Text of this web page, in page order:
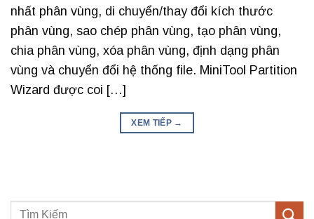
nhất phân vùng, di chuyển/thay đổi kích thước
phân vùng, sao chép phân vùng, tạo phân vùng,
chia phân vùng, xóa phân vùng, định dạng phân
vùng và chuyển đổi hệ thống file. MiniTool Partition
Wizard được coi […]
XEM TIẾP →